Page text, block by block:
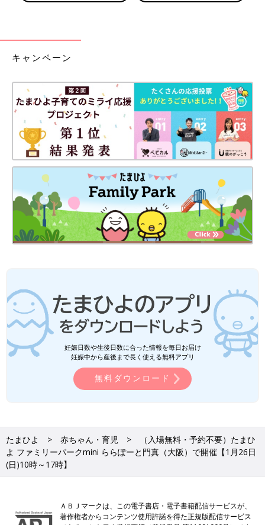
キャンペーン
妊娠日数や生後日数に合った情報を毎日お届け
妊娠中から産後まで長く使える無料アプリ
無料ダウンロード
たまひよ 赤ちゃん・育児
（入場無料・予約不要）たまひ
よ ファミリーパークmini ららぽーと門真（大阪）で開催【1月26日
(日)10時～17時】
ＡＢＪマークは、この電子書店・電子書籍配信サービスが、
著作権者からコンテンツ使用許諾を得た正規版配信サービス